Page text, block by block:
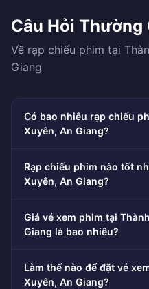
Câu Hỏi Thường
Về rạp chiếu phim tại
Giang
Có bao nhiêu rạp chiếu
Xuyên, An Giang?
Rạp chiếu phim nào tốt
Xuyên, An Giang?
Giá vé xem phim tại
Giang là bao nhiêu?
Làm thế nào để đặt vé
Xuyên, An Giang?